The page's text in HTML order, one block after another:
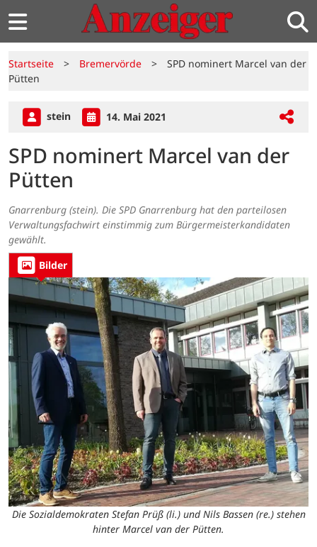
Startseite > Bremervörde >
SPD nominert Marcel van der
Pütten
stein 14. Mai 2021
SPD nominert Marcel van der
Pütten
Gnarrenburg (stein). Die SPD Gnarrenburg hat den parteilosen
Verwaltungsfachwirt einstimmig zum Bürgermeisterkandidaten
gewählt.
Bilder
Die Sozialdemokraten Stefan Prüß (li.) und Nils Bassen (re.) stehen
hinter Marcel van der Pütten.